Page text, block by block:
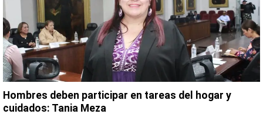
Hombres deben participar en tareas del hogar y
cuidados: Tania Meza